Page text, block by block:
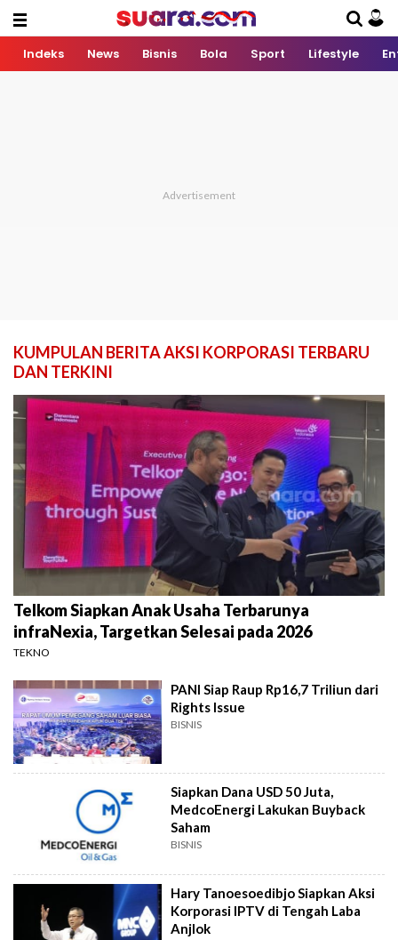
Indeks News Bisnis Bola Sport Lifestyle
KUMPULAN BERITA AKSI KORPORASI TERBARU
DAN TERKINI
Telkom Siapkan Anak Usaha Terbarunya
infraNexia, Targetkan Selesai pada 2026
TEKNO
PANI Siap Raup Rp16,7 Triliun dari
Rights Issue
BISNIS
Siapkan Dana USD 50 Juta,
MedcoEnergi Lakukan Buyback
Saham
BISNIS
Hary Tanoesoedibjo Siapkan Aksi
Korporasi IPTV di Tengah Laba
Anjlok